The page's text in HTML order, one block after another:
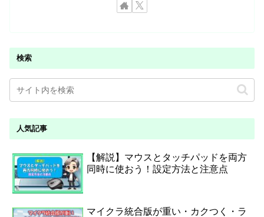
検索
人気記事
【解説】マウスとタッチパッドを両方
同時に使おう！設定方法と注意点
マイクラ統合版が重い・カクつく・ラ